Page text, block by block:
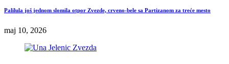
Palilula još jednom slomila otpor Zvezde, crveno-bele sa Partizanom za treće mesto
maj 10, 2026